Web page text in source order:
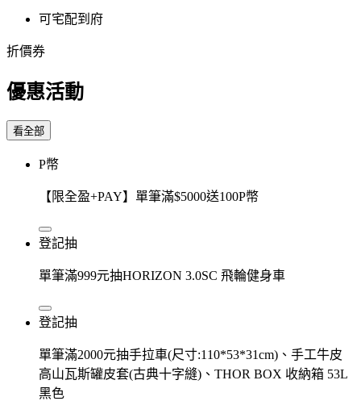
可宅配到府
折價券
優惠活動
看全部
P幣
【限全盈+PAY】單筆滿$5000送100P幣
登記抽
單筆滿999元抽HORIZON 3.0SC 飛輪健身車
登記抽
單筆滿2000元抽手拉車(尺寸:110*53*31cm)、手工牛皮
高山瓦斯罐皮套(古典十字縫)、THOR BOX 收納箱 53L
黑色